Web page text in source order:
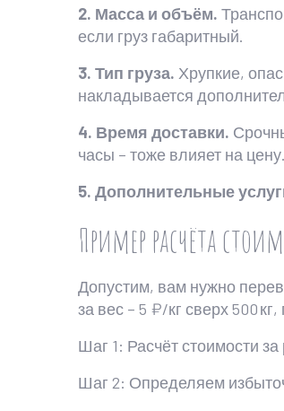
2. Масса и объём.
если груз габаритный.
3. Тип груза. Хрупкие,
накладывается
4. Время доставки.
часы – тоже влияет на цену.
5. Дополнительные
Пример расчёта
Допустим, вам нужно
за вес – 5 ₽/кг сверх 500
Шаг 1: Расчёт стоимости
Шаг 2: Определяем